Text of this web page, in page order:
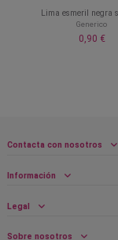
Lima esmeril negra
Generico
0,90 €
Contacta con nosotros
Información
Legal
Sobre nosotros